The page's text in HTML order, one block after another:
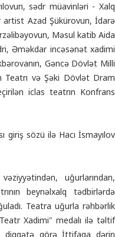
sədr müavinləri - Xalq
Azad Şükürovun, İdarə
Məsul katib Aida
Əməkdar incəsənət xadimi
Gəncə Dövlət Milli
Teatrı və Şəki Dövlət Dram
iclas teatrın Konfrans
giriş sözü ilə Hacı İsmayılov
uğurlarından,
beynəlxalq tədbirlərdə
Teatra uğurla rəhbərlik
Xadimi" medalı ilə təltif
diqqətə görə İttifaqa dərin